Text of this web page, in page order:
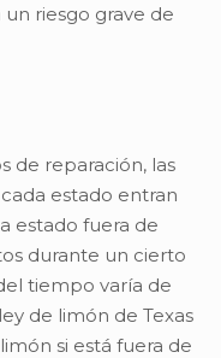
riesgo grave de
de reparación, las
estado entran
estado fuera de
durante un cierto
tiempo varía de
de limón de Texas
si está fuera de